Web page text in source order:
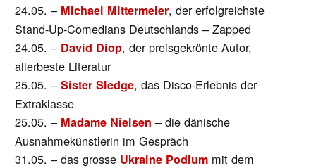
24.05. – Michael Mittermeier, der erfolgreichste
Stand-Up-Comedians Deutschlands – Zapped
24.05. – David Diop, der preisgekrönte Autor,
allerbeste Literatur
25.05. –Sister Sledge, das Disco-Erlebnis der
Extraklasse
25.05. – Madame Nielsen – die dänische
Ausnahmekünstlerin im Gespräch
31.05. – das grosse Ukraine Podium mit dem